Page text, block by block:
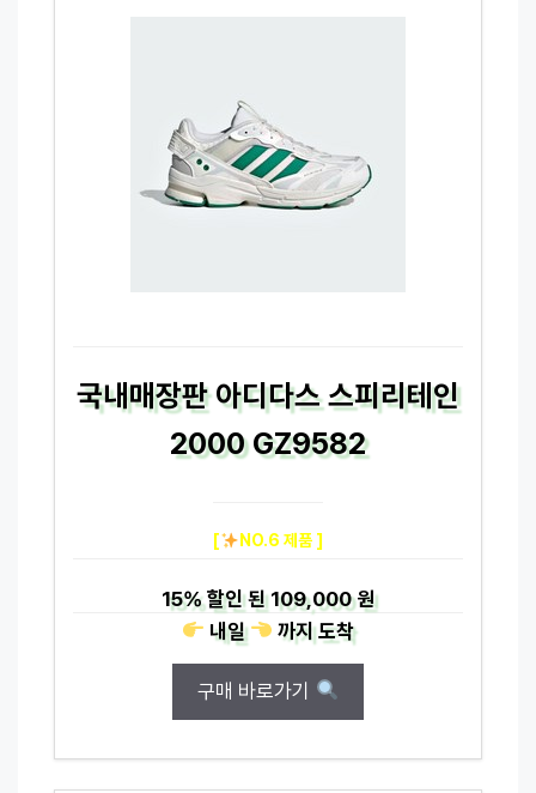
국내매장판 아디다스 스피리테인
2000 GZ9582
[ NO.6 제품 ]
15%할인 된109,000 원
내일
까지도착
구매 바로가기